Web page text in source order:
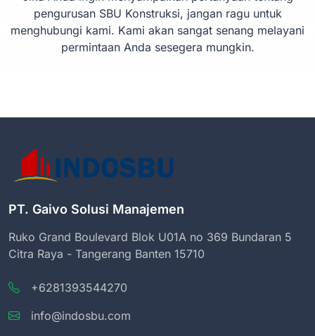
pengurusan SBU Konstruksi, jangan ragu untuk
menghubungi kami. Kami akan sangat senang melayani
permintaan Anda sesegera mungkin.
PT. Gaivo Solusi Manajemen
Ruko Grand Boulevard Blok U01A no 369 Bundaran 5
Citra Raya - Tangerang Banten 15710
+6281393544270
info@indosbu.com